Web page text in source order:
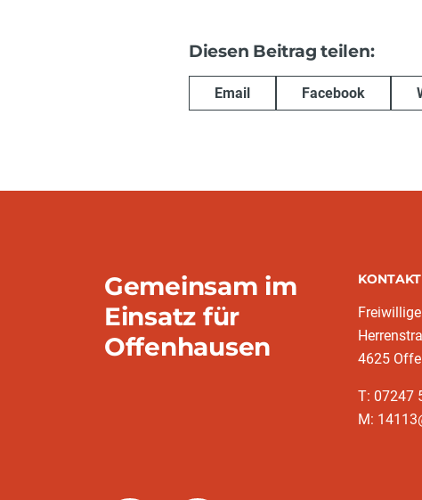
Diesen Beitrag teilen:
Email Facebook
Gemeinsam im
Einsatz für
Offenhausen
KONTAKT
4625
T: 07247
M: